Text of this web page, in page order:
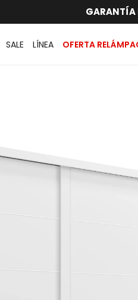
ENVÍOS
GARANTÍA
hasta 12
GRATIS dentro de
SALE LÍNEA OFERTA